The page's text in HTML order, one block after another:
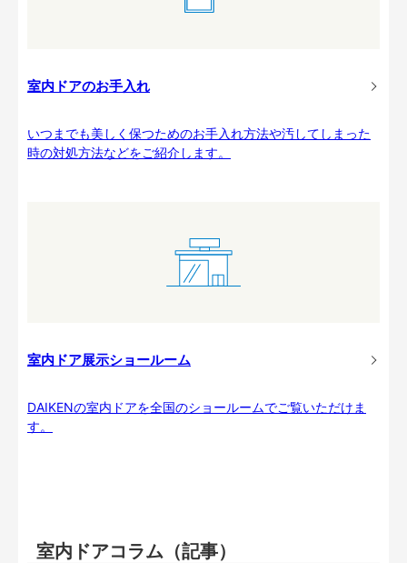
室内ドアのお手入れ
いつまでも美しく保つためのお手入れ方法や汚してしまった
時の対処方法などをご紹介します。
室内ドア展示ショールーム
DAIKENの室内ドアを全国のショールームでご覧いただけま
す。
室内ドアコラム（記事）